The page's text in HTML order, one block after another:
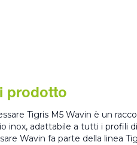
prodotto
Tigris M5 Wavin è un
inox, adattabile a tutti i profili
Wavin fa parte della linea